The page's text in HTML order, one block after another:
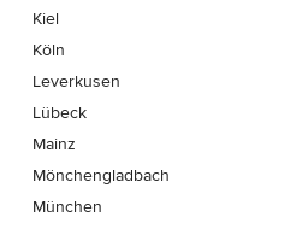
Kiel
Köln
Leverkusen
Lübeck
Mainz
Mönchen­gladbach
München